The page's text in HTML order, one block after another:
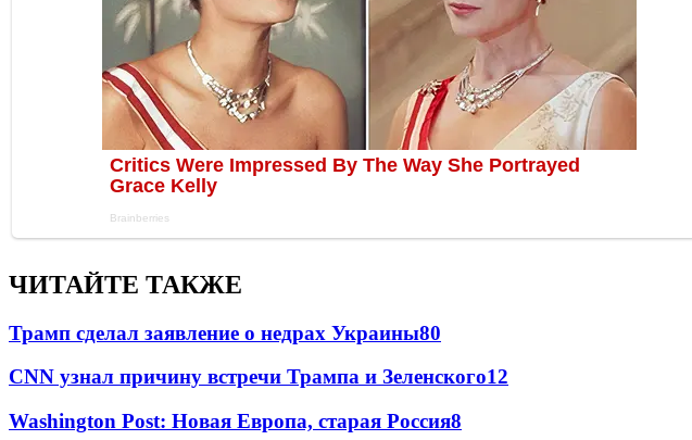
ЧИТАЙТЕ ТАКЖЕ
Трамп сделал заявление о недрах Украины80
CNN узнал причину встречи Трампа и Зеленского12
Washington Post: Новая Европа, старая Россия8